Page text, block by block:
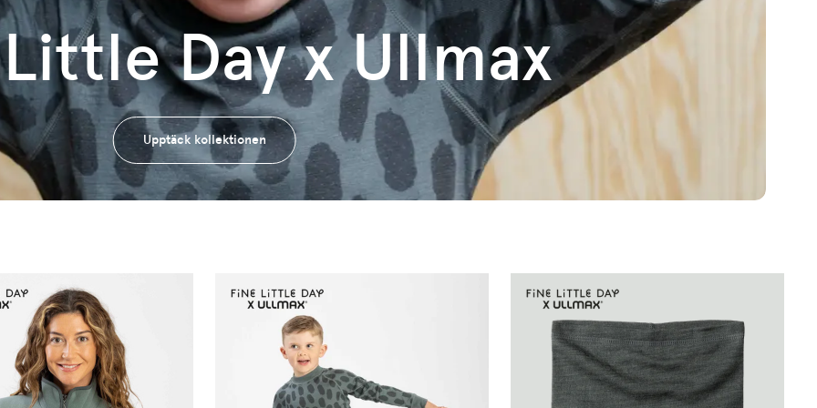
Day x Ullmax
Upptäck kollektionen